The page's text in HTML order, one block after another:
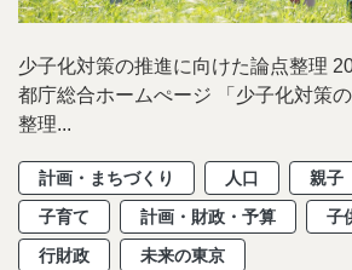
少子化対策の推進に向けた論点整理
都庁総合ホームぺージ 「少子化対策
整理...
計画・まちづくり 人口 親子
子育て
計画・財政・予算
子
行財政
未来の東京